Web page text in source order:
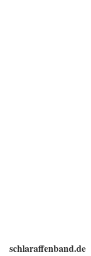
schlaraffenband.de